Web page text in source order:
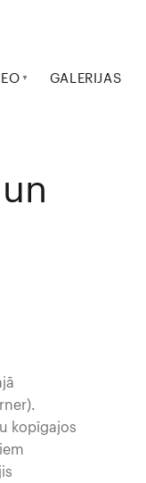
GALERIJAS
kopīgajos